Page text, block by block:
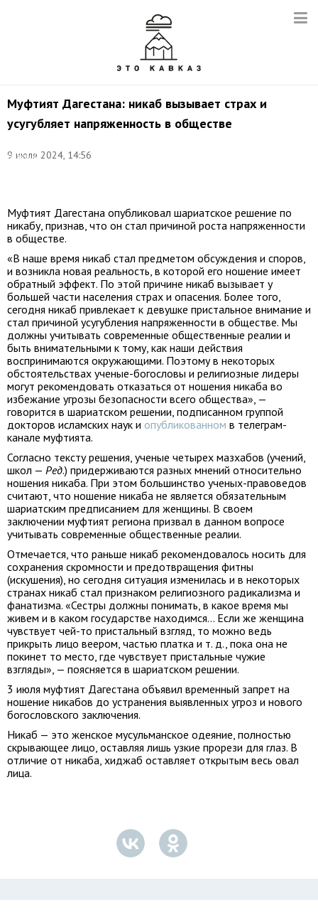
Муфтият Дагестана: никаб вызывает страх и
усугубляет напряженность в обществе
9 июля 2024, 14:56
Валерий
Муфтият Дагестана опубликовал шариатское решение по
никабу, признав, что он стал причиной роста напряженности
в обществе.
«В наше время никаб стал предметом обсуждения и споров,
и возникла новая реальность, в которой его ношение имеет
обратный эффект. По этой причине никаб вызывает у
большей части населения страх и опасения. Более того,
сегодня никаб привлекает к девушке пристальное внимание и
стал причиной усугубления напряженности в обществе. Мы
должны учитывать современные общественные реалии и
быть внимательными к тому, как наши действия
воспринимаются окружающими. Поэтому в некоторых
обстоятельствах ученые-богословы и религиозные лидеры
могут рекомендовать отказаться от ношения никаба во
избежание угрозы безопасности всего общества», —
говорится в шариатском решении, подписанном группой
докторов исламских наук и опубликованном в телеграм-
канале муфтията.
Согласно тексту решения, ученые четырех мазхабов (учений,
школ — Ред.) придерживаются разных мнений относительно
ношения никаба. При этом большинство ученых-правоведов
считают, что ношение никаба не является обязательным
шариатским предписанием для женщины. В своем
заключении муфтият региона призвал в данном вопросе
учитывать современные общественные реалии.
Отмечается, что раньше никаб рекомендовалось носить для
сохранения скромности и предотвращения фитны
(искушения), но сегодня ситуация изменилась и в некоторых
странах никаб стал признаком религиозного радикализма и
фанатизма. «Сестры должны понимать, в какое время мы
живем и в каком государстве находимся… Если же женщина
чувствует чей-то пристальный взгляд, то можно ведь
прикрыть лицо веером, частью платка и т. д., пока она не
покинет то место, где чувствует пристальные чужие
взгляды», — поясняется в шариатском решении.
3 июля муфтият Дагестана объявил временный запрет на
ношение никабов до устранения выявленных угроз и нового
богословского заключения.
Никаб — это женское мусульманское одеяние, полностью
скрывающее лицо, оставляя лишь узкие прорези для глаз. В
отличие от никаба, хиджаб оставляет открытым весь овал
лица.